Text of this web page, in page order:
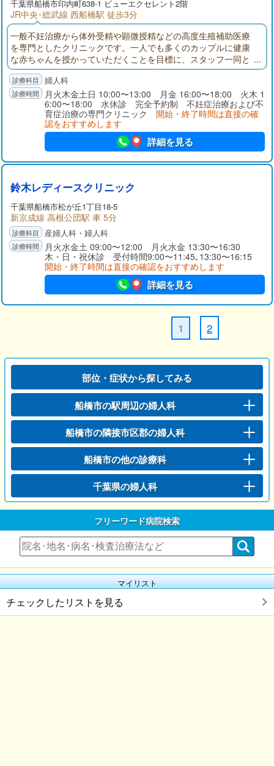
千葉県船橋市印内町638-1 ビューエクセレント2階
JR中央･総武線 西船橋駅 徒歩3分
一般不妊治療から体外受精や顕微授精などの高度生殖補助医療
を専門としたクリニックです。一人でも多くのカップルに健康
な赤ちゃんを授かっていただくことを目標に、スタッフ一同と
共に、患者様のお悩みやお気持ちに寄り添いながら「心から安
心して頼れるクリニック」を目指していきたいと思っておりま
す。
婦人科
月火木金土日 10:00〜13:00 月金 16:00〜18:00 火木 1
6:00〜18:00 水休診 完全予約制 不妊症治療および不
育症治療の専門クリニック 開始・終了時間は直接の確
認をおすすめします
詳細を見る
鈴木レディースクリニック
千葉県船橋市松が丘1丁目18-5
新京成線 高根公団駅 車 5分
産婦人科・婦人科
月火水金土 09:00〜12:00 月火水金 13:30〜16:30
木・日・祝休診 受付時間9:00〜11:45､13:30〜16:15
開始・終了時間は直接の確認をおすすめします
詳細を見る
1 2
部位・症状から探してみる
船橋市の駅周辺の婦人科
船橋市の隣接市区郡の婦人科
船橋市の他の診療科
千葉県の婦人科
フリーワード病院検索
マイリスト
チェックしたリストを見る